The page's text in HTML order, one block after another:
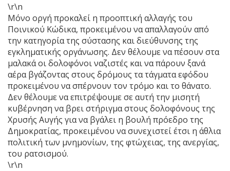
\r\n
Μόνο οργή προκαλεί η προοπτική αλλαγής του
Ποινικού Κώδικα, προκειμένου να απαλλαγούν από
την κατηγορία της σύστασης και διεύθυνσης της
εγκληματικής οργάνωσης. Δεν θέλουμε να πέσουν στα
μαλακά οι δολοφόνοι ναζιστές και να πάρουν ξανά
αέρα βγάζοντας στους δρόμους τα τάγματα εφόδου
προκειμένου να σπέρνουν τον τρόμο και το θάνατο.
Δεν θέλουμε να επιτρέψουμε σε αυτή την μισητή
κυβέρνηση να βρει στήριγμα στους δολοφόνους της
Χρυσής Αυγής για να βγάλει η βουλή πρόεδρο της
Δημοκρατίας, προκειμένου να συνεχιστεί έτσι η άθλια
πολιτική των μνημονίων, της φτώχειας, της ανεργίας,
του ρατσισμού.
\r\n